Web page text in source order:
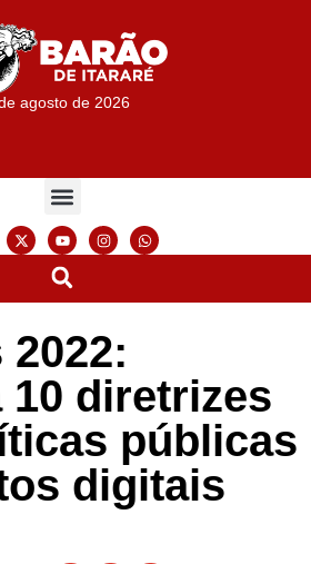
agosto de 2026
10 diretrizes
públicas
digitais